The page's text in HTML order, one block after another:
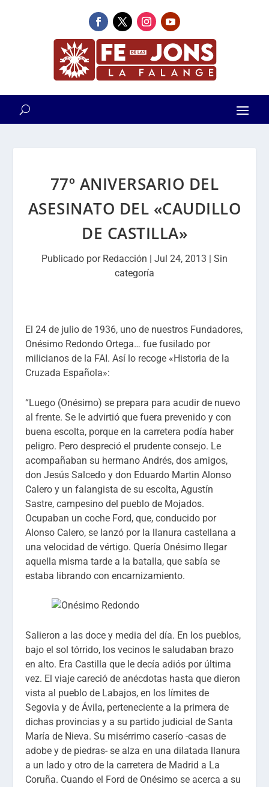
77º ANIVERSARIO DEL
ASESINATO DEL «CAUDILLO
DE CASTILLA»
Publicado por Redacción | Jul 24, 2013 | Sin
categoría
El 24 de julio de 1936, uno de nuestros Fundadores,
Onésimo Redondo Ortega… fue fusilado por
milicianos de la FAI. Así lo recoge «Historia de la
Cruzada Española»:
“Luego (Onésimo) se prepara para acudir de nuevo
al frente. Se le advirtió que fuera prevenido y con
buena escolta, porque en la carretera podía haber
peligro. Pero despreció el prudente consejo. Le
acompañaban su hermano Andrés, dos amigos,
don Jesús Salcedo y don Eduardo Martin Alonso
Calero y un falangista de su escolta, Agustín
Sastre, campesino del pueblo de Mojados.
Ocupaban un coche Ford, que, conducido por
Alonso Calero, se lanzó por la llanura castellana a
una velocidad de vértigo. Quería Onésimo llegar
aquella misma tarde a la batalla, que sabía se
estaba librando con encarnizamiento.
Salieron a las doce y media del día. En los pueblos,
bajo el sol tórrido, los vecinos le saludaban brazo
en alto. Era Castilla que le decía adiós por última
vez. El viaje careció de anécdotas hasta que dieron
vista al pueblo de Labajos, en los límites de
Segovia y de Ávila, perteneciente a la primera de
dichas provincias y a su partido judicial de Santa
María de Nieva. Su misérrimo caserío -casas de
adobe y de piedras- se alza en una dilatada llanura
a un lado y otro de la carretera de Madrid a La
Coruña. Cuando el Ford de Onésimo se acerca a su